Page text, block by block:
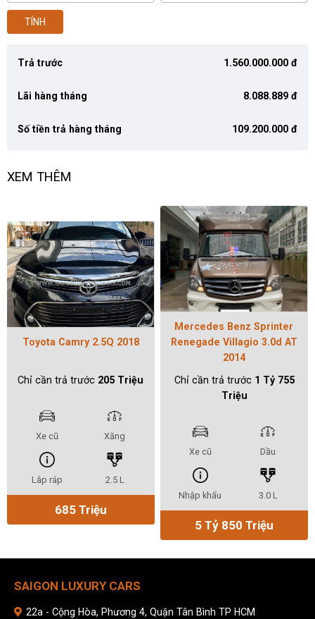
TÍNH
Trả trước 1.560.000.000 đ
Lãi hàng tháng 8.088.889 đ
Số tiền trả hàng tháng 109.200.000 đ
XEM THÊM
Toyota Camry 2.5Q 2018
Chỉ cần trả trước 205 Triệu
Xe cũ Xăng
Lắp ráp 2.5 L
685 Triệu
Mercedes Benz Sprinter
Renegade Villagio 3.0d AT
2014
Chỉ cần trả trước 1 Tỷ 755
Triệu
Xe cũ Dầu
Nhập khẩu 3.0 L
5 Tỷ 850 Triệu
SAIGON LUXURY CARS
22a - Cộng Hòa, Phương 4, Quận Tân Bình TP HCM